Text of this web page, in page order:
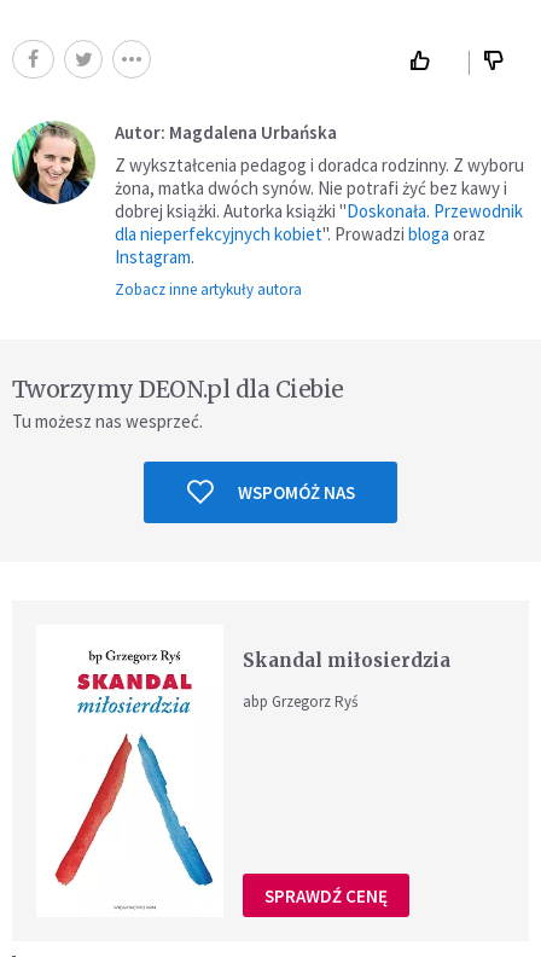
Autor: Magdalena Urbańska
Z wykształcenia pedagog i doradca rodzinny. Z wyboru
żona, matka dwóch synów. Nie potrafi żyć bez kawy i
dobrej książki. Autorka książki "Doskonała. Przewodnik
dla nieperfekcyjnych kobiet". Prowadzi bloga oraz
Instagram.
Zobacz inne artykuły autora
Tworzymy DEON.pl dla Ciebie
Tu możesz nas wesprzeć.
WSPOMÓŻ NAS
Skandal miłosierdzia
abp Grzegorz Ryś
SPRAWDŹ CENĘ